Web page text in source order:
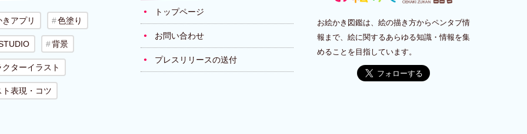
アプリ 色塗り
背景
ターイラスト
ト表現・コツ
トップページ
お問い合わせ
プレスリリースの送付
お絵かき図鑑は、絵の描き方からペンタブ情
報まで、絵に関するあらゆる知識・情報を集
めることを目指しています。